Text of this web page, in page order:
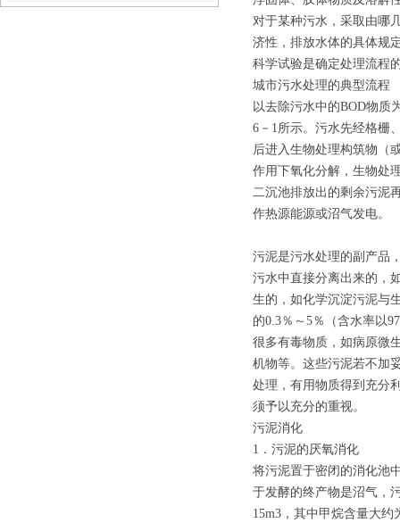
对于某种污水，采取由哪
济性，排放水体的具体规
科学试验是确定处理流程
城市污水处理的典型流程
以去除污水中的BOD物质
6－1所示。污水先经格栅
后进入生物处理构筑物（
作用下氧化分解，生物处
二沉池排放出的剩余污泥
作热源能源或沼气发电。
污泥是污水处理的副产品
污水中直接分离出来的，
生的，如化学沉淀污泥与
的0.3％～5％（含水率以
很多有毒物质，如病原微
机物等。这些污泥若不加
处理，有用物质得到充分
须予以充分的重视。
污泥消化
1．污泥的厌氧消化
将污泥置于密闭的消化池
于发酵的终产物是沼气，
15m3，其中甲烷含量大